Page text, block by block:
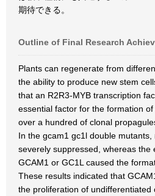
期待できる。
Outline of Final Research
Plants can regenerate from
the ability to produce new stem
that an R2R3-MYB transcription
essential factor for the formation
over a hundred of clonal
In the gcam1 gc1l double
severely suppressed, whereas the
GCAM1 or GC1L caused the
These results indicated that
the proliferation of undifferentiated